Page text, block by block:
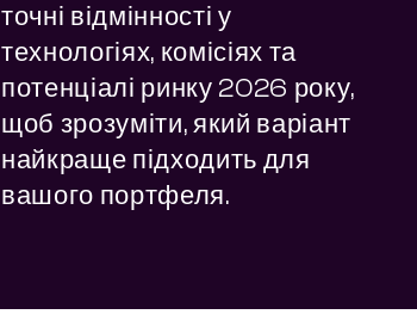
точні відмінності у
технологіях, комісіях та
потенціалі ринку 2026 року,
щоб зрозуміти, який варіант
найкраще підходить для
вашого портфеля.